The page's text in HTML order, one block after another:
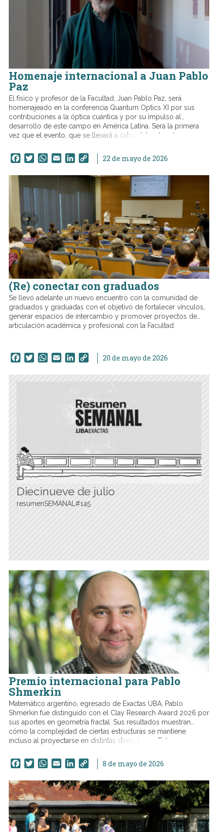
Homenaje internacional a Juan Pablo
Paz
El físico y profesor de la Facultad, Juan Pablo Paz, será
homenajeado en la conferencia Quantum Optics XI por sus
contribuciones a la óptica cuántica y por su impulso al
desarrollo de este campo en América Latina. Será la primera
vez que el evento, que se llevará a cabo del 7 al 11 de
destacada del área.
Facebook
TwitterWhatsApp
EmailLinkedIn
Copy22 de mayo de 2026
(Re) conectar con graduados
Se llevó adelante un nuevo encuentro con la comunidad de
graduados y graduadas con el objetivo de fortalecer vínculos,
generar espacios de intercambio y promover proyectos de
articulación académica y profesional con la Facultad.
Facebook
TwitterWhatsApp
EmailLinkedIn
Copy20 de mayo de 2026
Diecinueve de julio
resumenSEMANAL#145
Premio internacional para Pablo
Shmerkin
Matemático argentino, egresado de Exactas UBA, Pablo
Shmerkin fue distinguido con el Clay Research Award 2026 por
sus aportes en geometría fractal. Sus resultados muestran
cómo la complejidad de ciertas estructuras se mantiene
incluso al proyectarse en distintas direcciones. Estos
comprender la relación entre distintas áreas de la matemática.
Facebook
TwitterWhatsApp
EmailLinkedIn
Copy8 de mayo de 2026